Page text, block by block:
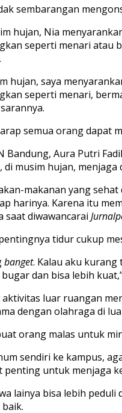
sembarangan
hujan, Nia
seperti menari atau
.
hujan, saya
seperti menari,
sarannya.
semua orangdapat
Bandung, Aura Putri
, di musim hujan, menjaga
makanan yangsehat
harinya. Karena itu
saatdiwawancarai
tidurcukup
banget. Kalau aku kurang
bugardan bisa lebih kuat
aktivitas luar ruangan
dengan olahraga di
orang malas untuk
sendiri ke kampus,
penting untuk menjaga
lainya bisa lebih peduli
baik.